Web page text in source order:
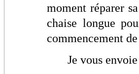
moment réparer
chaise longue
commencement
Je vous